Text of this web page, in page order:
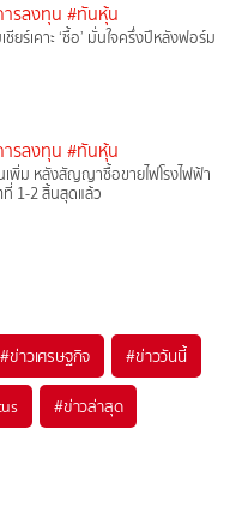
ารลงทุน #ทันหุ้น
ชียร์เคาะ ‘ซื้อ’ มั่นใจครึ่งปีหลังฟอร์ม
ารลงทุน #ทันหุ้น
เพิ่ม หลังสัญญาซื้อขายไฟโรงไฟฟ้า
1-2 สิ้นสุดแล้ว
#ข่าวเศรษฐกิจ #ข่าววันนี้
#ข่าวล่าสุด